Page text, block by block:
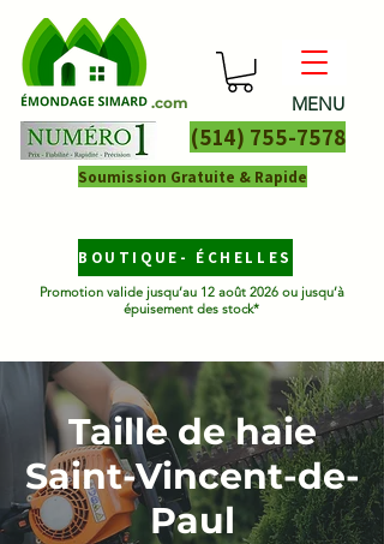
MENU
.com
(514) 755-7578
Soumission Gratuite & Rapide
BOUTIQUE- ÉCHELLES
Promotion valide jusqu’au 12 août 2026 ou jusqu’à
épuisement des stock*
Taille de haie
Saint-Vincent-de-
Paul